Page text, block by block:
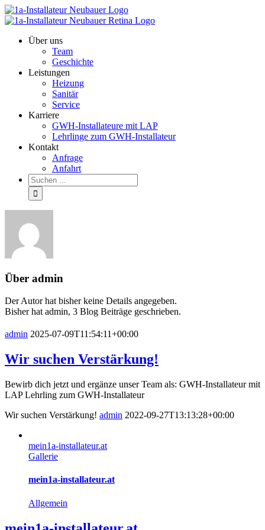
Über uns
Team
Geschichte
Leistungen
Heizung
Sanitär
Service
Karriere
GWH-Installateure mit LAP
Lehrlinge zum GWH-Installateur
Kontakt
Anfrage
Anfahrt
Über admin
Der Autor hat bisher keine Details angegeben.
Bisher hat admin, 3 Blog Beiträge geschrieben.
admin 2025-07-09T11:54:11+00:00
Wir suchen Verstärkung!
Bewirb dich jetzt und ergänze unser Team als: GWH-Installateur mit
LAP Lehrling zum GWH-Installateur
Wir suchen Verstärkung! admin 2022-09-27T13:13:28+00:00
mein1a-installateur.at
Gallerie
mein1a-installateur.at
Allgemein